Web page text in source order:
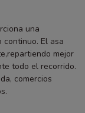
una
El asa
mejor
todo el recorrido.
comercios